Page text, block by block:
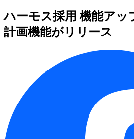
ハーモス採用 機能アッ
計画機能がリリース